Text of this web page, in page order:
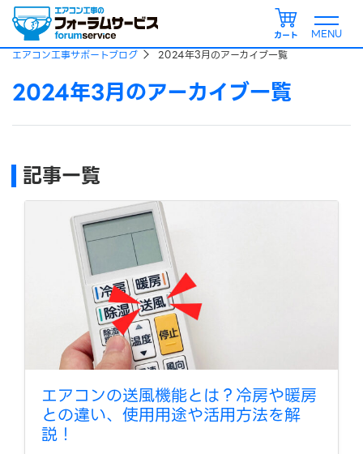
カート
エアコン工事サポートブログ 2024年3月のアーカイブ一覧
2024年3月のアーカイブ一覧
記事一覧
エアコンの送風機能とは？冷房や暖房
との違い、使用用途や活用方法を解
説！